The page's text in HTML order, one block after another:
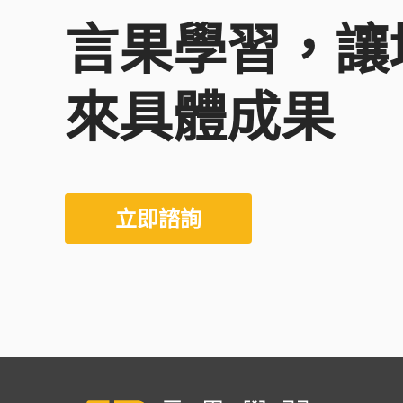
言果學習，
來具體成果
立即諮詢